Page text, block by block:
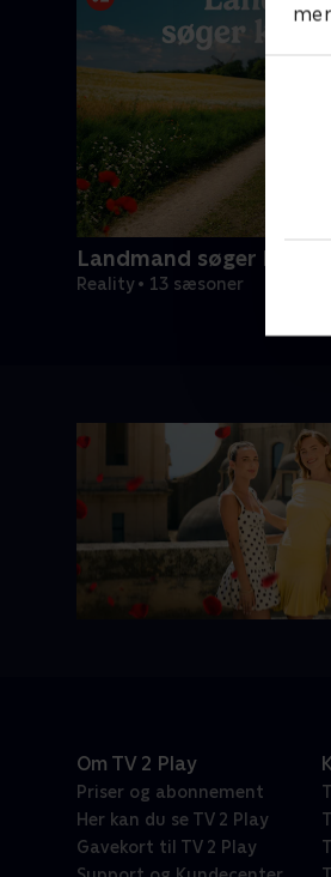
Landmand søger
Reality • 13 sæsoner
Om TV 2 Play
Priser og abonnement
Her kan du se TV 2 Play
Gavekort til TV 2 Play